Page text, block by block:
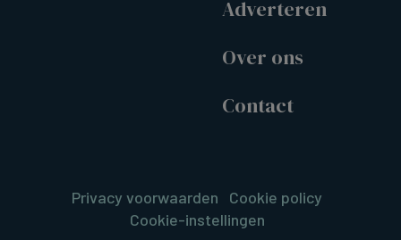
Adverteren
Over ons
Contact
Privacy voorwaarden
Cookie policy
Cookie-instellingen